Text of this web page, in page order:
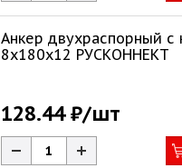
Анкер двухраспорный с
8х180х12 РУСКОННЕКТ
128.44 ₽/шт